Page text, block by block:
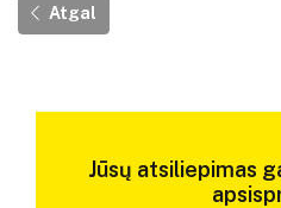
Atgal
Jūsų atsiliepimas